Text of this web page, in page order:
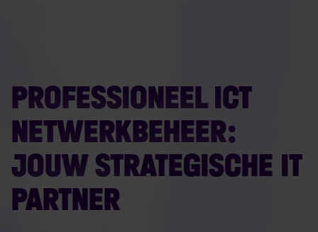
PROFESSIONEEL ICT
NETWERKBEHEER:
JOUW STRATEGISCHE IT
PARTNER